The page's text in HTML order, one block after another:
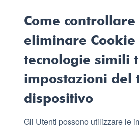
Come controllare
eliminare Cookie
tecnologie simili
impostazioni del
dispositivo
Gli Utenti possono utilizzare le